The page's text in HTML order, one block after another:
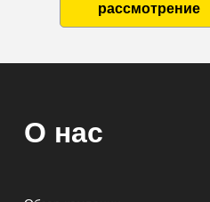
рассмотрение
О нас